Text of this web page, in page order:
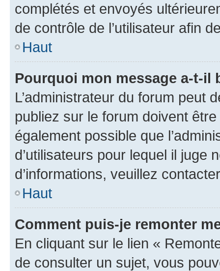
complétés et envoyés
de contrôle de l’utilisateur afin
Haut
Pourquoi mon message a-t-il
L’administrateur du forum peut
publiez sur le forum doivent
également possible que
d’utilisateurs pour lequel il juge
d’informations, veuillez
Haut
Comment puis-je remonter
En cliquant sur le lien «
de consulter un sujet, vous